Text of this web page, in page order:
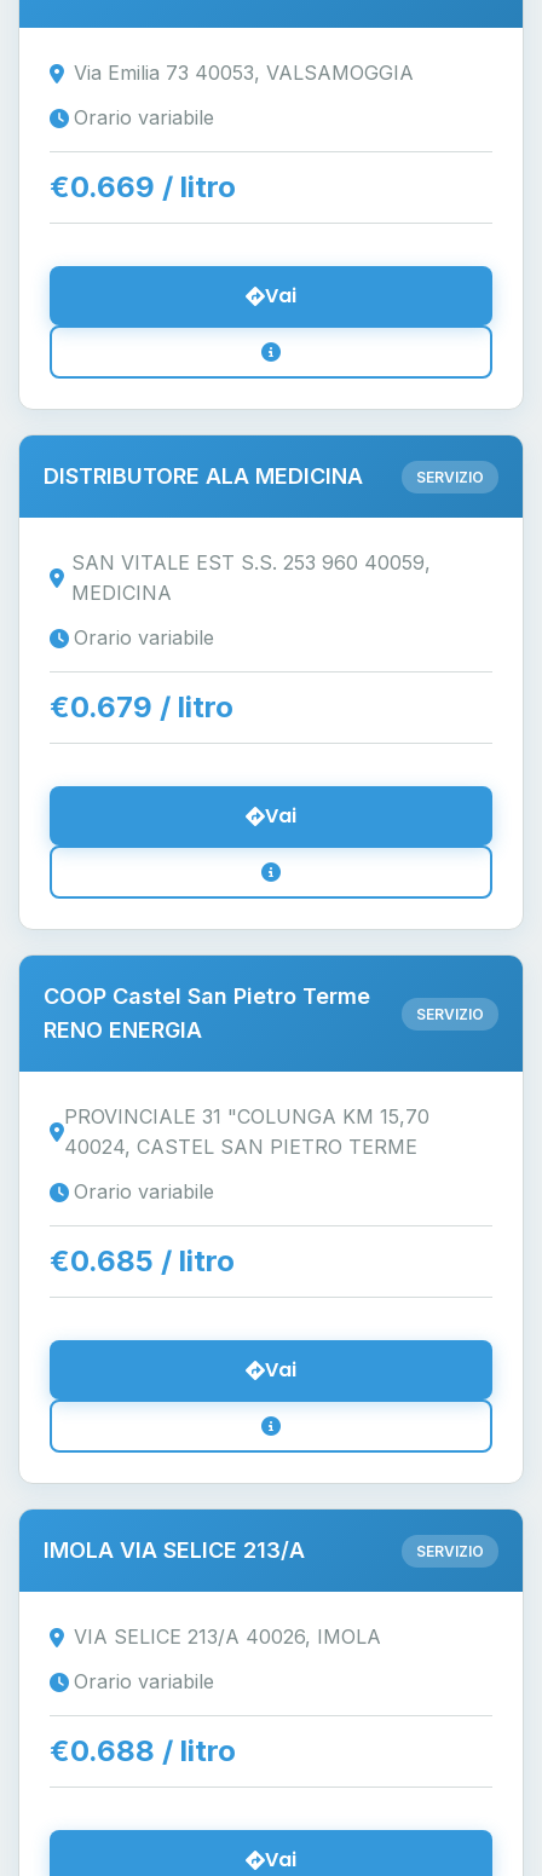
Via Emilia 73 40053, VALSAMOGGIA
Orario variabile
€0.669 / litro
Vai
DISTRIBUTORE ALA MEDICINA SERVIZIO
SAN VITALE EST S.S. 253 960 40059,
MEDICINA
Orario variabile
€0.679 / litro
Vai
COOP Castel San Pietro Terme
RENO ENERGIA
SERVIZIO
PROVINCIALE 31 "COLUNGA KM 15,70
40024, CASTEL SAN PIETRO TERME
Orario variabile
€0.685 / litro
Vai
IMOLA VIA SELICE 213/A SERVIZIO
VIA SELICE 213/A 40026, IMOLA
Orario variabile
€0.688 / litro
Vai